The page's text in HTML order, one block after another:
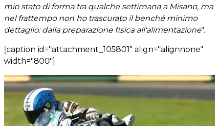
mio stato di forma tra qualche settimana a Misano, ma
nel frattempo non ho trascurato il benché minimo
dettaglio: dalla preparazione fisica all'alimentazione".
[caption id="attachment_105801" align="alignnone"
width="800"]